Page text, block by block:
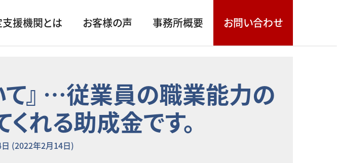
援機関とは お客様の声 事務所概要 お問い合わせ
』 …従業員の職業能力の
れる助成金です。
(2022年2月14日)